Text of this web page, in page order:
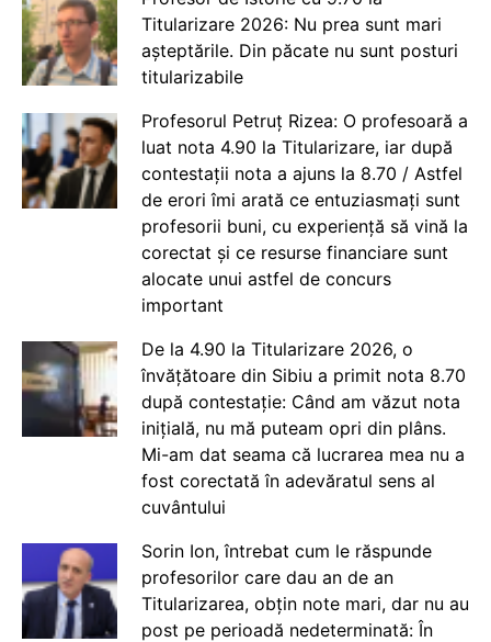
Titularizare 2026: Nu prea sunt mari
așteptările. Din păcate nu sunt posturi
titularizabile
Profesorul Petruț Rizea: O profesoară a
luat nota 4.90 la Titularizare, iar după
contestații nota a ajuns la 8.70 / Astfel
de erori îmi arată ce entuziasmați sunt
profesorii buni, cu experiență să vină la
corectat și ce resurse financiare sunt
alocate unui astfel de concurs
important
De la 4.90 la Titularizare 2026, o
învățătoare din Sibiu a primit nota 8.70
după contestație: Când am văzut nota
inițială, nu mă puteam opri din plâns.
Mi-am dat seama că lucrarea mea nu a
fost corectată în adevăratul sens al
cuvântului
Sorin Ion, întrebat cum le răspunde
profesorilor care dau an de an
Titularizarea, obțin note mari, dar nu au
post pe perioadă nedeterminată: În